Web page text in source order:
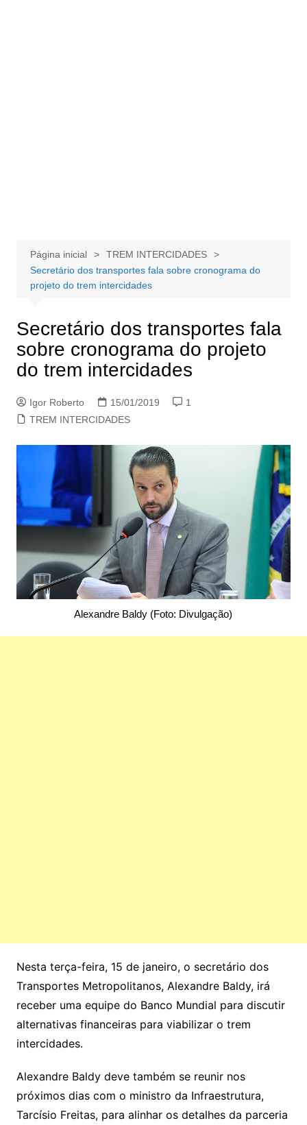
Página inicial
TREM INTERCIDADES
Secretário dos transportes fala sobre cronograma do
projeto do trem intercidades
Secretário dos transportes fala
sobre cronograma do projeto
do trem intercidades
Igor Roberto 15/01/2019
1
TREM INTERCIDADES
Alexandre Baldy (Foto: Divulgação)
Nesta terça-feira, 15 de janeiro, o secretário dos
Transportes Metropolitanos, Alexandre Baldy, irá
receber uma equipe do Banco Mundial para discutir
alternativas financeiras para viabilizar o trem
intercidades.
Alexandre Baldy deve também se reunir nos
próximos dias com o ministro da Infraestrutura,
Tarcísio Freitas, para alinhar os detalhes da parceria